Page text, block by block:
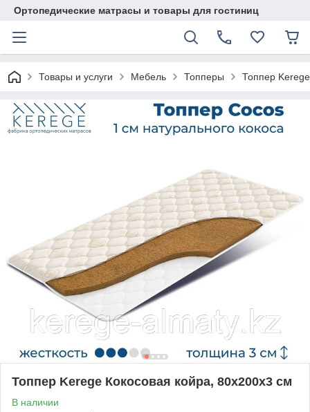
Ортопедические матрасы и товары для гостиниц
Товары и услуги Мебель Топперы Топпер
Топпер Kerege Кокосовая койра, 80x200x3 см
В наличии